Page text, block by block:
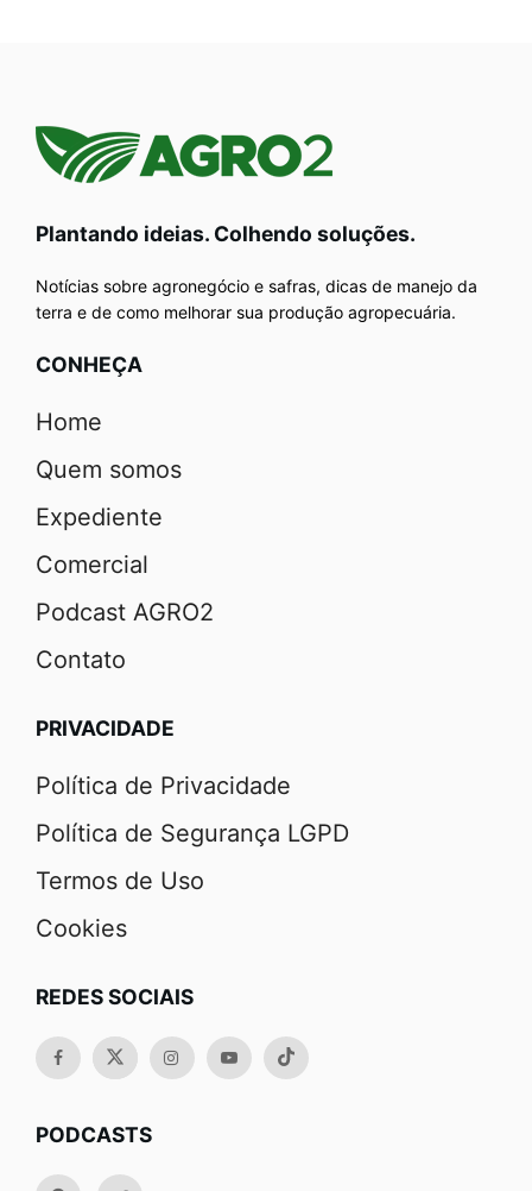
Plantando ideias. Colhendo soluções.
Notícias sobre agronegócio e safras, dicas de manejo da
terra e de como melhorar sua produção agropecuária.
CONHEÇA
Home
Quem somos
Expediente
Comercial
Podcast AGRO2
Contato
PRIVACIDADE
Política de Privacidade
Política de Segurança LGPD
Termos de Uso
Cookies
REDES SOCIAIS
PODCASTS